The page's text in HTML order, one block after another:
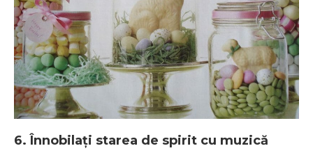
6. Înnobilaţi starea de spirit cu muzică